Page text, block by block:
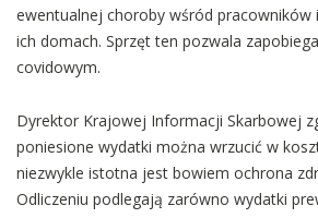
ewentualnej choroby wśród pracowników
ich domach. Sprzęt ten pozwala
covidowym.
Dyrektor Krajowej Informacji Skarbowej
poniesione wydatki można wrzucić w
niezwykle istotna jest bowiem ochrona
Odliczeniu podlegają zarówno wydatki